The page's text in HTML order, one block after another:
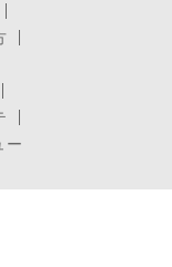
ー